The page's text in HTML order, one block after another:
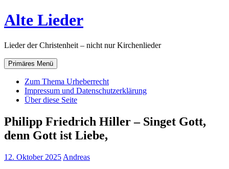
Zum
Inhalt
Alte Lieder
Lieder der Christenheit – nicht nur Kirchenlieder
Primäres Menü
Zum Thema Urheberrecht
Impressum und Datenschutzerklärung
Über diese Seite
Philipp Friedrich Hiller – Singet Gott,
denn Gott ist Liebe,
12. Oktober 2025 Andreas